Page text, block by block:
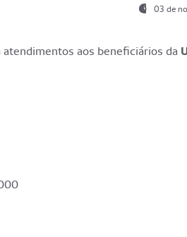
03 de
aos beneficiários da